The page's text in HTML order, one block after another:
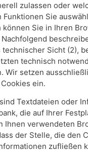
zulassen oder
Funktionen Sie
können Sie in Ihren
technischer Sicht (2),
technisch
Wir setzen
ein.
Textdateien oder
die auf Ihrer
Ihnen verwendeten
der Stelle, die den
zufließen